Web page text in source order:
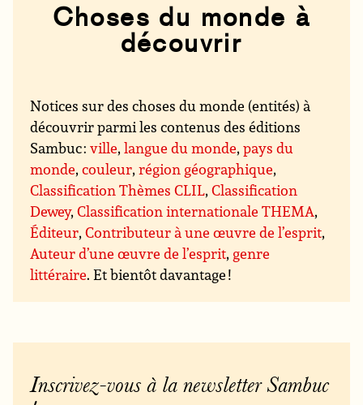
Choses du monde à
découvrir
Notices sur des choses du monde (entités) à
découvrir parmi les contenus des éditions
Sambuc :ville,langue du monde,pays du
monde,couleur,région géographique,
Classification Thèmes CLIL,Classification
Dewey,Classification internationale THEMA,
Éditeur,Contributeur à une œuvre de l’esprit,
Auteur d’une œuvre de l’esprit, genre
littéraire. Et bientôt davantage !
Inscrivez-vous à la newsletter Sambuc